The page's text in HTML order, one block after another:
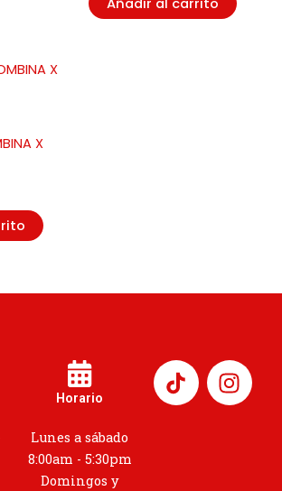
Añadir al carrito
X
Horario
Lunes a sábado
8:00am - 5:30pm
Domingos y
I
n
s